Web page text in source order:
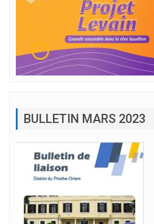
BULLETIN MARS 2023